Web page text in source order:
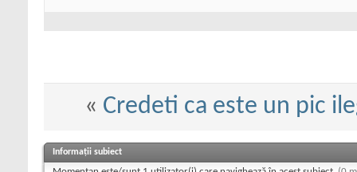
« Credeti ca este un pic
Informații subiect